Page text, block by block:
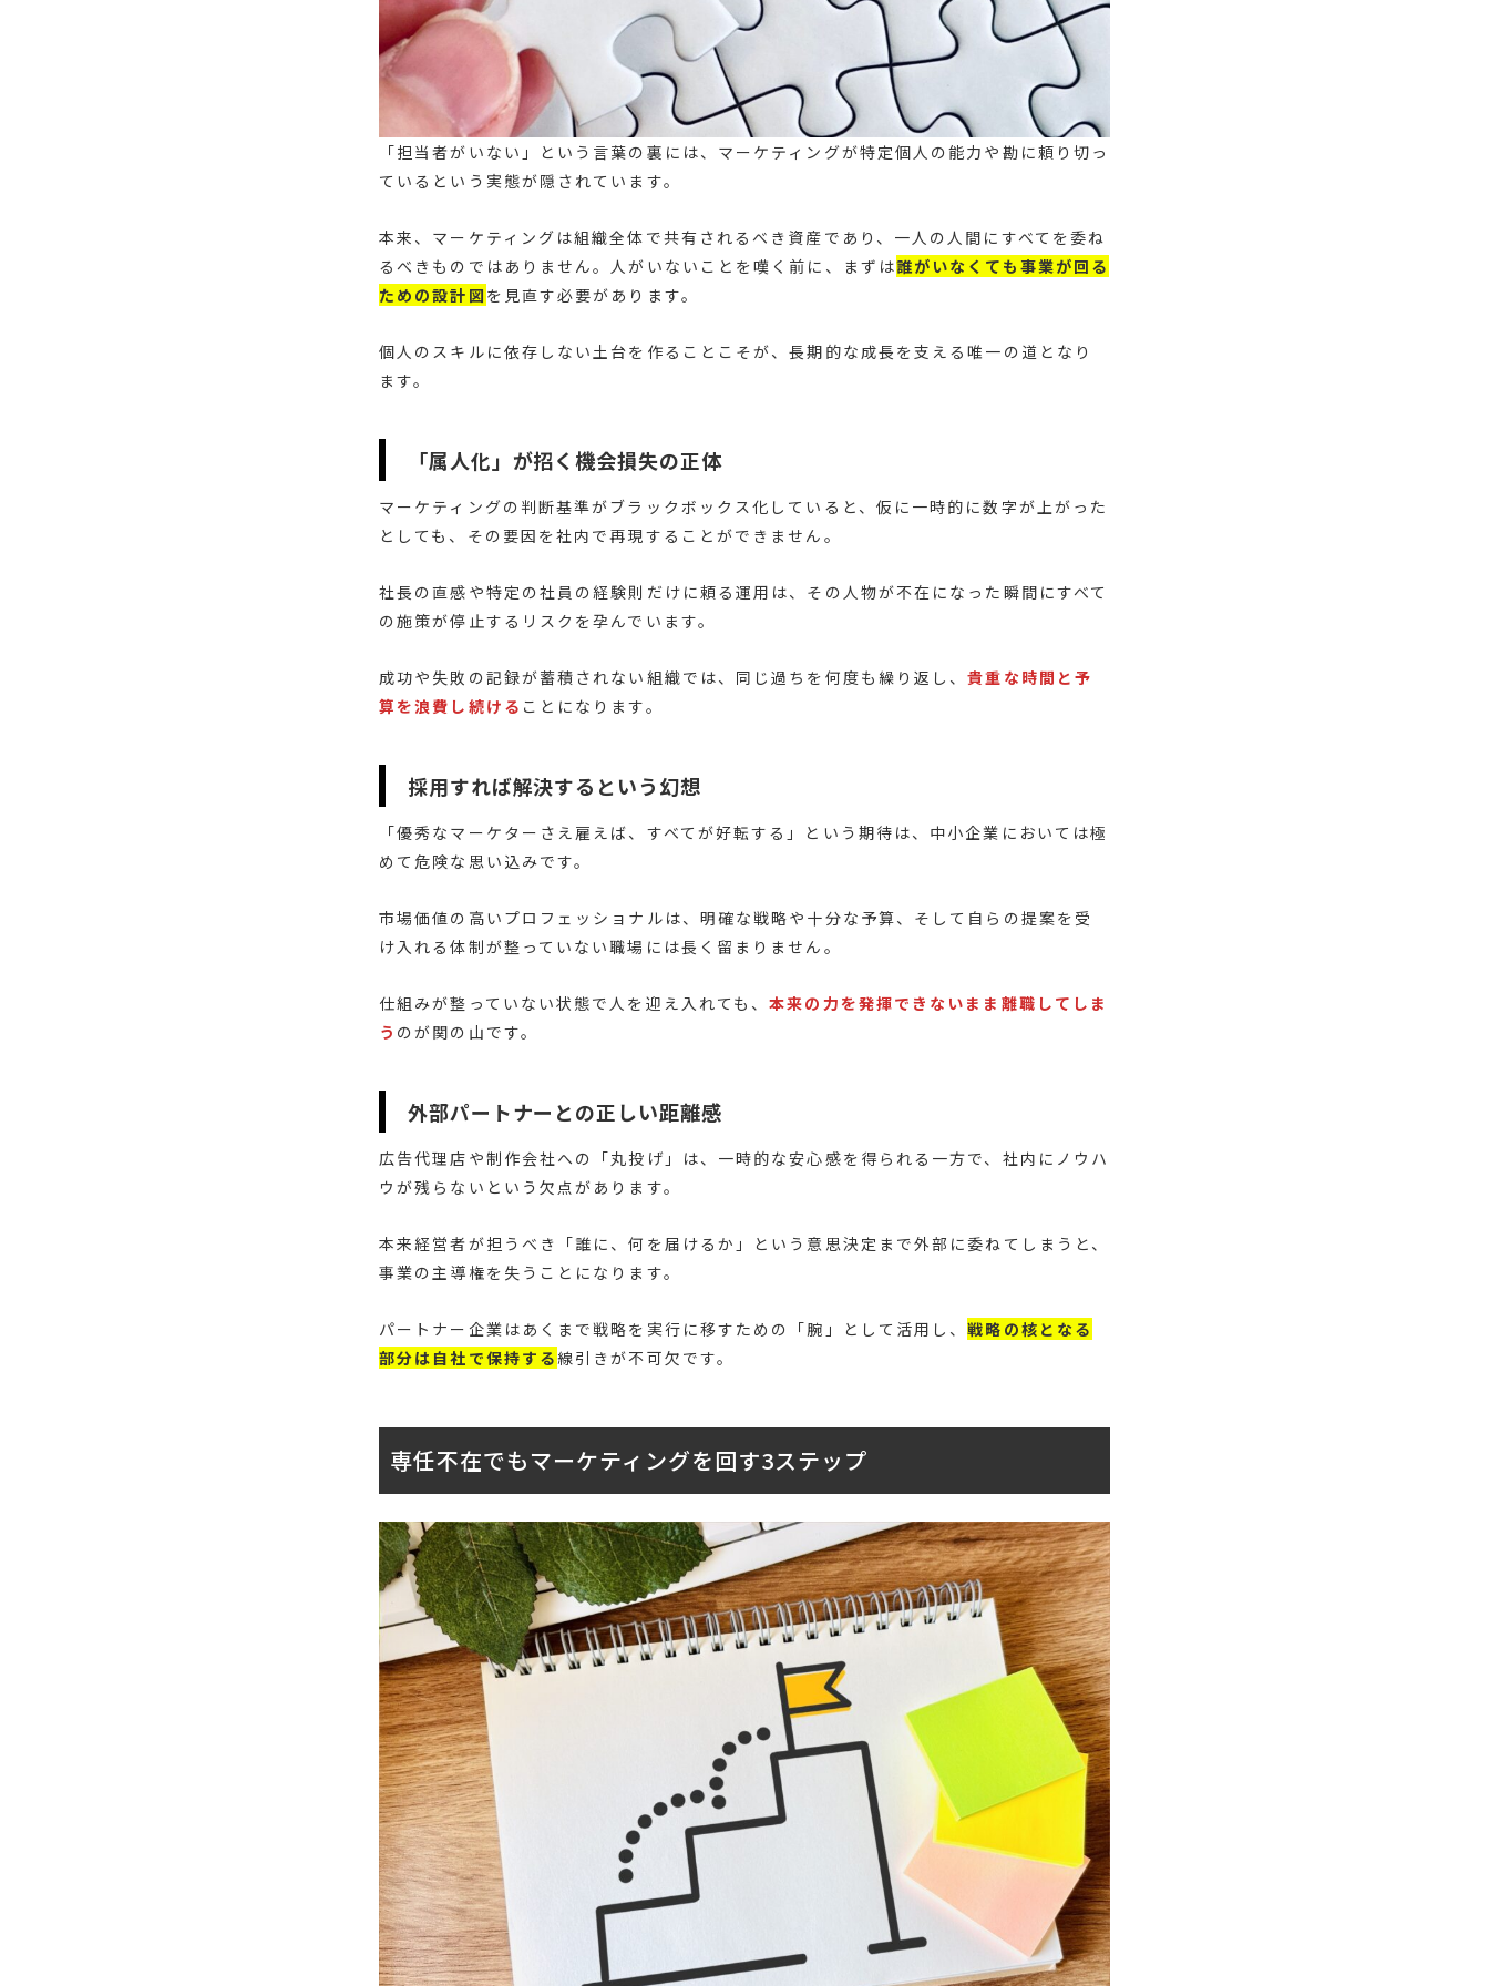
「担当者がいない」という言葉の裏には、マーケティングが特定個人の能力や勘に頼り切っ
ているという実態が隠されています。
本来、マーケティングは組織全体で共有されるべき資産であり、一人の人間にすべてを委ね
るべきものではありません。人がいないことを嘆く前に、まずは誰がいなくても事業が回る
ための設計図 を見直す必要があります。
個人のスキルに依存しない土台を作ることこそが、長期的な成長を支える唯一の道となり
ます。
「属人化」が招く機会損失の正体
マーケティングの判断基準がブラックボックス化していると、仮に一時的に数字が上がった
としても、その要因を社内で再現することができません。
社長の直感や特定の社員の経験則だけに頼る運用は、その人物が不在になった瞬間にすべて
の施策が停止するリスクを孕んでいます。
成功や失敗の記録が蓄積されない組織では、同じ過ちを何度も繰り返し、貴重な時間と予
算を浪費し続ける ことになります。
採用すれば解決するという幻想
「優秀なマーケターさえ雇えば、すべてが好転する」という期待は、中小企業においては極
めて危険な思い込みです。
市場価値の高いプロフェッショナルは、明確な戦略や十分な予算、そして自らの提案を受
け入れる体制が整っていない職場には長く留まりません。
仕組みが整っていない状態で人を迎え入れても、本来の力を発揮できないまま離職してしま
う のが関の山です。
外部パートナーとの正しい距離感
広告代理店や制作会社への「丸投げ」は、一時的な安心感を得られる一方で、社内にノウハ
ウが残らないという欠点があります。
本来経営者が担うべき「誰に、何を届けるか」という意思決定まで外部に委ねてしまうと、
事業の主導権を失うことになります。
パートナー企業はあくまで戦略を実行に移すための「腕」として活用し、戦略の核となる
部分は自社で保持する線引きが不可欠です。
専任不在でもマーケティングを回す3ステップ